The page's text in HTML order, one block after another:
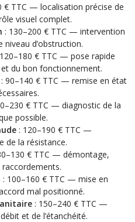
€ TTC — localisation précise de
visuel complet.
: 130–200 € TTC — intervention
d’obstruction.
€ TTC — pose rapide
du bon fonctionnement.
: 90–140 € TTC — remise en état
€ TTC — diagnostic de la
possible.
: 120–190 € TTC —
de la résistance.
€ TTC — démontage,
: 100–160 € TTC — mise en
mal positionné.
: 150–240 € TTC —
et de l’étanchéité.